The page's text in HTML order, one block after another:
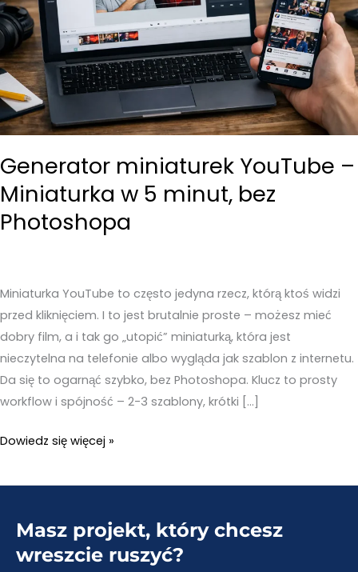
Generator miniaturek YouTube –
Miniaturka w 5 minut, bez
Photoshopa
Miniaturka YouTube to często jedyna rzecz, którą ktoś widzi
przed kliknięciem. I to jest brutalnie proste – możesz mieć
dobry film, a i tak go „utopić” miniaturką, która jest
nieczytelna na telefonie albo wygląda jak szablon z internetu.
Da się to ogarnąć szybko, bez Photoshopa. Klucz to prosty
workflow i spójność – 2-3 szablony, krótki […]
Generator
YouTube
Miniaturka
Dowiedz się więcej »
Masz projekt, który chcesz
wreszcie ruszyć?